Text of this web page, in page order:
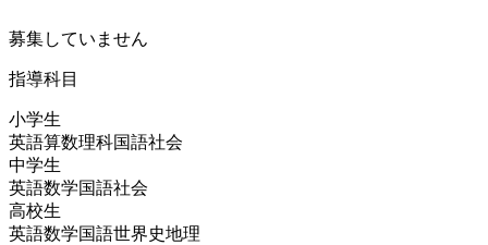
募集していません
指導科目
小学生
英語算数理科国語社会
中学生
英語数学国語社会
高校生
英語数学国語世界史地理